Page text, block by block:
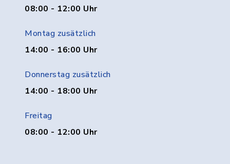
08:00 - 12:00 Uhr
Montag zusätzlich
14:00 - 16:00 Uhr
Donnerstag zusätzlich
14:00 - 18:00 Uhr
Freitag
08:00 - 12:00 Uhr